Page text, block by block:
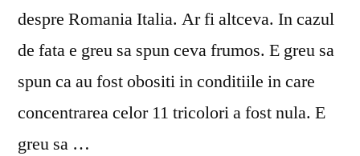
despre Romania Italia. Ar fi altceva. In cazul
de fata e greu sa spun ceva frumos. E greu sa
spun ca au fost obositi in conditiile in care
concentrarea celor 11 tricolori a fost nula. E
greu sa …